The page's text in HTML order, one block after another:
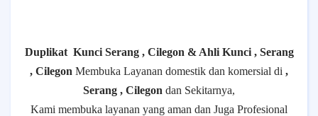
Duplikat Kunci Serang , Cilegon & Ahli Kunci , Serang
, Cilegon Membuka Layanan domestik dan komersial di ,
Serang , Cilegon dan Sekitarnya,
Kami membuka layanan yang aman dan Juga Profesional